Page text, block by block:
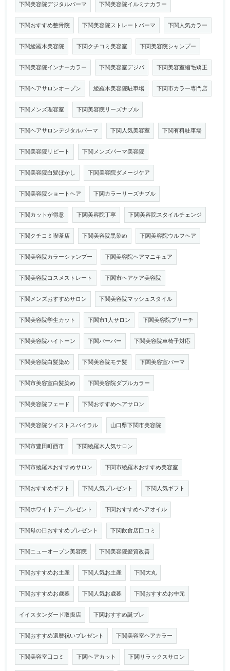
下関美容院デジタルパーマ 下関美容院イルミナカラー
下関おすすめ整骨院 下関美容院ストレートパーマ 下関人気カラー
下関綾羅木美容院 下関クチコミ美容室 下関美容院シャンプー
下関美容院インナーカラー 下関美容室デジパ 下関美容室縮毛矯正
下関ヘアサロンオープン 綾羅木美容院駐車場 下関市カラー専門店
下関メンズ理容室 下関美容院リーズナブル
下関ヘアサロンデジタルパーマ 下関人気美容室 下関有料駐車場
下関美容院リピート 下関メンズパーマ美容院
下関美容院白髪ぼかし 下関美容院ダメージケア
下関美容院ショートヘア 下関カラーリーズナブル
下関カットが得意 下関美容院丁寧 下関美容院スタイルチェンジ
下関クチコミ喫茶店 下関美容院黒染め 下関美容院ウルフヘア
下関美容院カラーシャンプー 下関美容院ヘアマニキュア
下関美容院コスメストレート 下関市ヘアケア美容院
下関メンズおすすめサロン 下関美容院マッシュスタイル
下関美容院学生カット 下関市1人サロン 下関美容院ブリーチ
下関美容院ハイトーン 下関バーバー 下関美容院車椅子対応
下関美容院白髪染め 下関美容院モテ髪 下関美容室パーマ
下関市美容室白髪染め 下関美容院ダブルカラー
下関美容院フェード 下関おすすめヘアサロン
下関美容院ツイストスパイラル 山口県下関市美容院
下関市豊田町西市 下関綾羅木人気サロン
下関市綾羅木おすすめサロン 下関市綾羅木おすすめ美容室
下関おすすめギフト 下関人気プレゼント 下関人気ギフト
下関ホワイトデープレゼント 下関おすすめヘアオイル
下関母の日おすすめプレゼント 下関飲食店口コミ
下関ニューオープン美容院 下関美容院髪質改善
下関おすすめお土産 下関人気お土産 下関大丸
下関おすすめお歳暮 下関人気お歳暮 下関おすすめお中元
イイスタンダード取扱店 下関おすすめ誕プレ
下関おすすめ還暦祝いプレゼント 下関美容室ヘアカラー
下関美容室口コミ 下関ヘアカット 下関リラックスサロン